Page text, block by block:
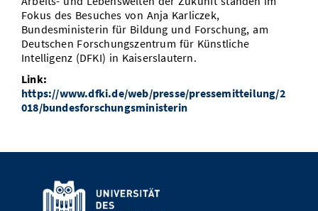
Vom Studium in den Beruf
Study Scheduler
Bibliothek
Open Science/Open Access
Start-ups
IT-Themenabend
Ranking
Zahlen & Fakten
Preise, Auszeichnungen und Förderungen
Kontakt
SIC Merchandise
SIC Podcast
Anfahrt
AnsprechpartnerInnen, Personen, Forschungsgruppen
Termine, Vorträge und Veranstaltungen
Fokus des Besuches von Anja Karliczek,
Bundesministerin für Bildung und Forschung, am
Deutschen Forschungszentrum für Künstliche
Intelligenz (DFKI) in Kaiserslautern.
Link:
https://www.dfki.de/web/presse/pressemitteilung/2
018/bundesforschungsministerin